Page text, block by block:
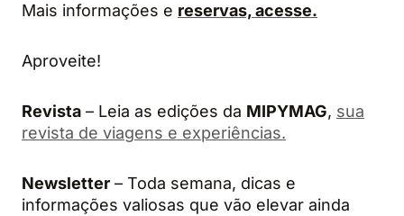
Mais informações e reservas, acesse.
Aproveite!
Revista – Leia as edições da MIPYMAG, sua
revista de viagens e experiências.
Newsletter – Toda semana, dicas e
informações valiosas que vão elevar ainda